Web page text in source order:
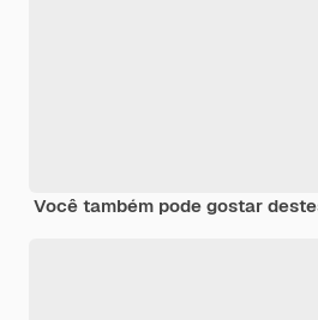
Você também pode gostar